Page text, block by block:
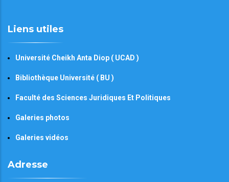
Liens utiles
Université Cheikh Anta Diop ( UCAD )
Bibliothèque Université ( BU )
Faculté des Sciences Juridiques Et Politiques
Galeries photos
Galeries vidéos
Adresse